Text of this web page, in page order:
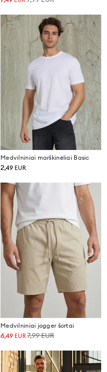
Medvilniniai marškinėliai Basic
2,49 EUR
Medvilniniai jogger šortai
6,49 EUR 7,99EUR